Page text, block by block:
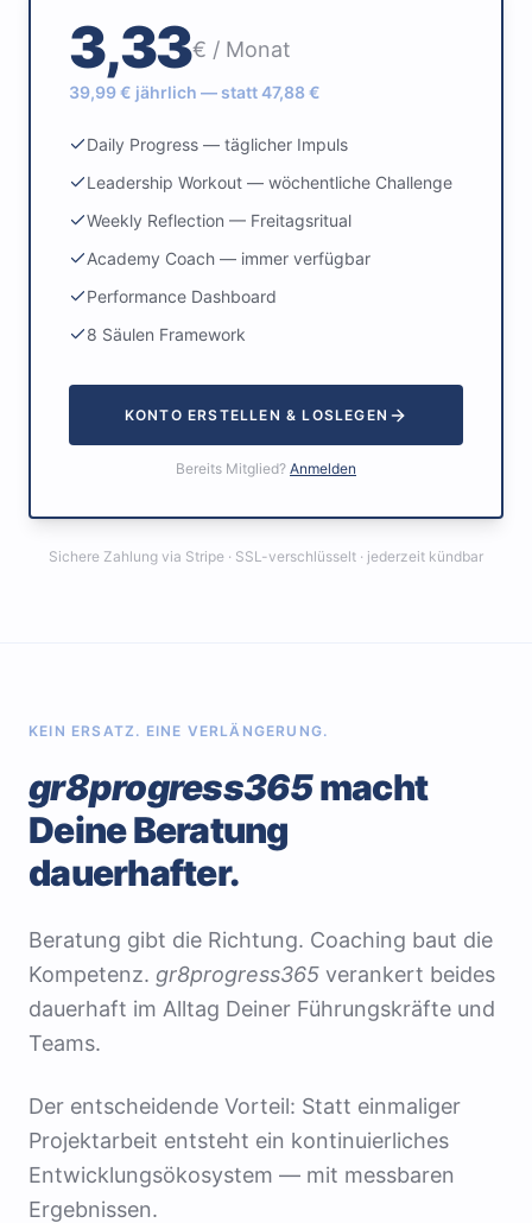
3,33€ / Monat
39,99 € jährlich — statt 47,88 €
Daily Progress — täglicher Impuls
Leadership Workout — wöchentliche Challenge
Weekly Reflection — Freitagsritual
Academy Coach — immer verfügbar
Performance Dashboard
8 Säulen Framework
KONTO ERSTELLEN & LOSLEGEN
Bereits Mitglied? Anmelden
Sichere Zahlung via Stripe · SSL-verschlüsselt · jederzeit kündbar
KEIN ERSATZ. EINE VERLÄNGERUNG.
gr8progress365macht
Deine Beratung
dauerhafter.
Beratung gibt die Richtung. Coaching baut die
Kompetenz. gr8progress365 verankert beides
dauerhaft im Alltag Deiner Führungskräfte und
Teams.
Der entscheidende Vorteil: Statt einmaliger
Projektarbeit entsteht ein kontinuierliches
Entwicklungsökosystem — mit messbaren
Ergebnissen.